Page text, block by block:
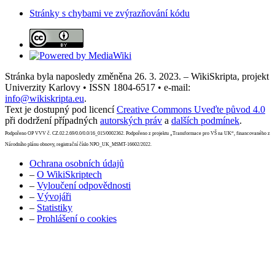
Stránky s chybami ve zvýrazňování kódu
Stránka byla naposledy změněna 26. 3. 2023. – WikiSkripta, projekt
Univerzity Karlovy • ISSN 1804-6517 • e-mail:
info@wikiskripta.eu.
Text je dostupný pod licencíCreative Commons Uveďte původ 4.0
při dodržení případných autorských práv a dalších podmínek.
Podpořeno OP VVV č. CZ.02.2.69/0.0/0.0/16_015/0002362. Podpořeno z projektu „Transformace pro VŠ na UK“, financovaného z
Národního plánu obnovy, registrační číslo NPO_UK_MSMT-16602/2022.
Ochrana osobních údajů
– O WikiSkriptech
– Vyloučení odpovědnosti
– Vývojáři
– Statistiky
– Prohlášení o cookies